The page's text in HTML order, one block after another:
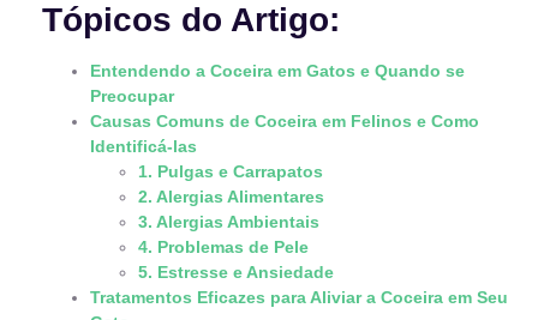
Tópicos do Artigo:
Entendendo a Coceira em Gatos e Quando se
Preocupar
Causas Comuns de Coceira em Felinos e Como
Identificá-las
1. Pulgas e Carrapatos
2. Alergias Alimentares
3. Alergias Ambientais
4. Problemas de Pele
5. Estresse e Ansiedade
Tratamentos Eficazes para Aliviar a Coceira em Seu